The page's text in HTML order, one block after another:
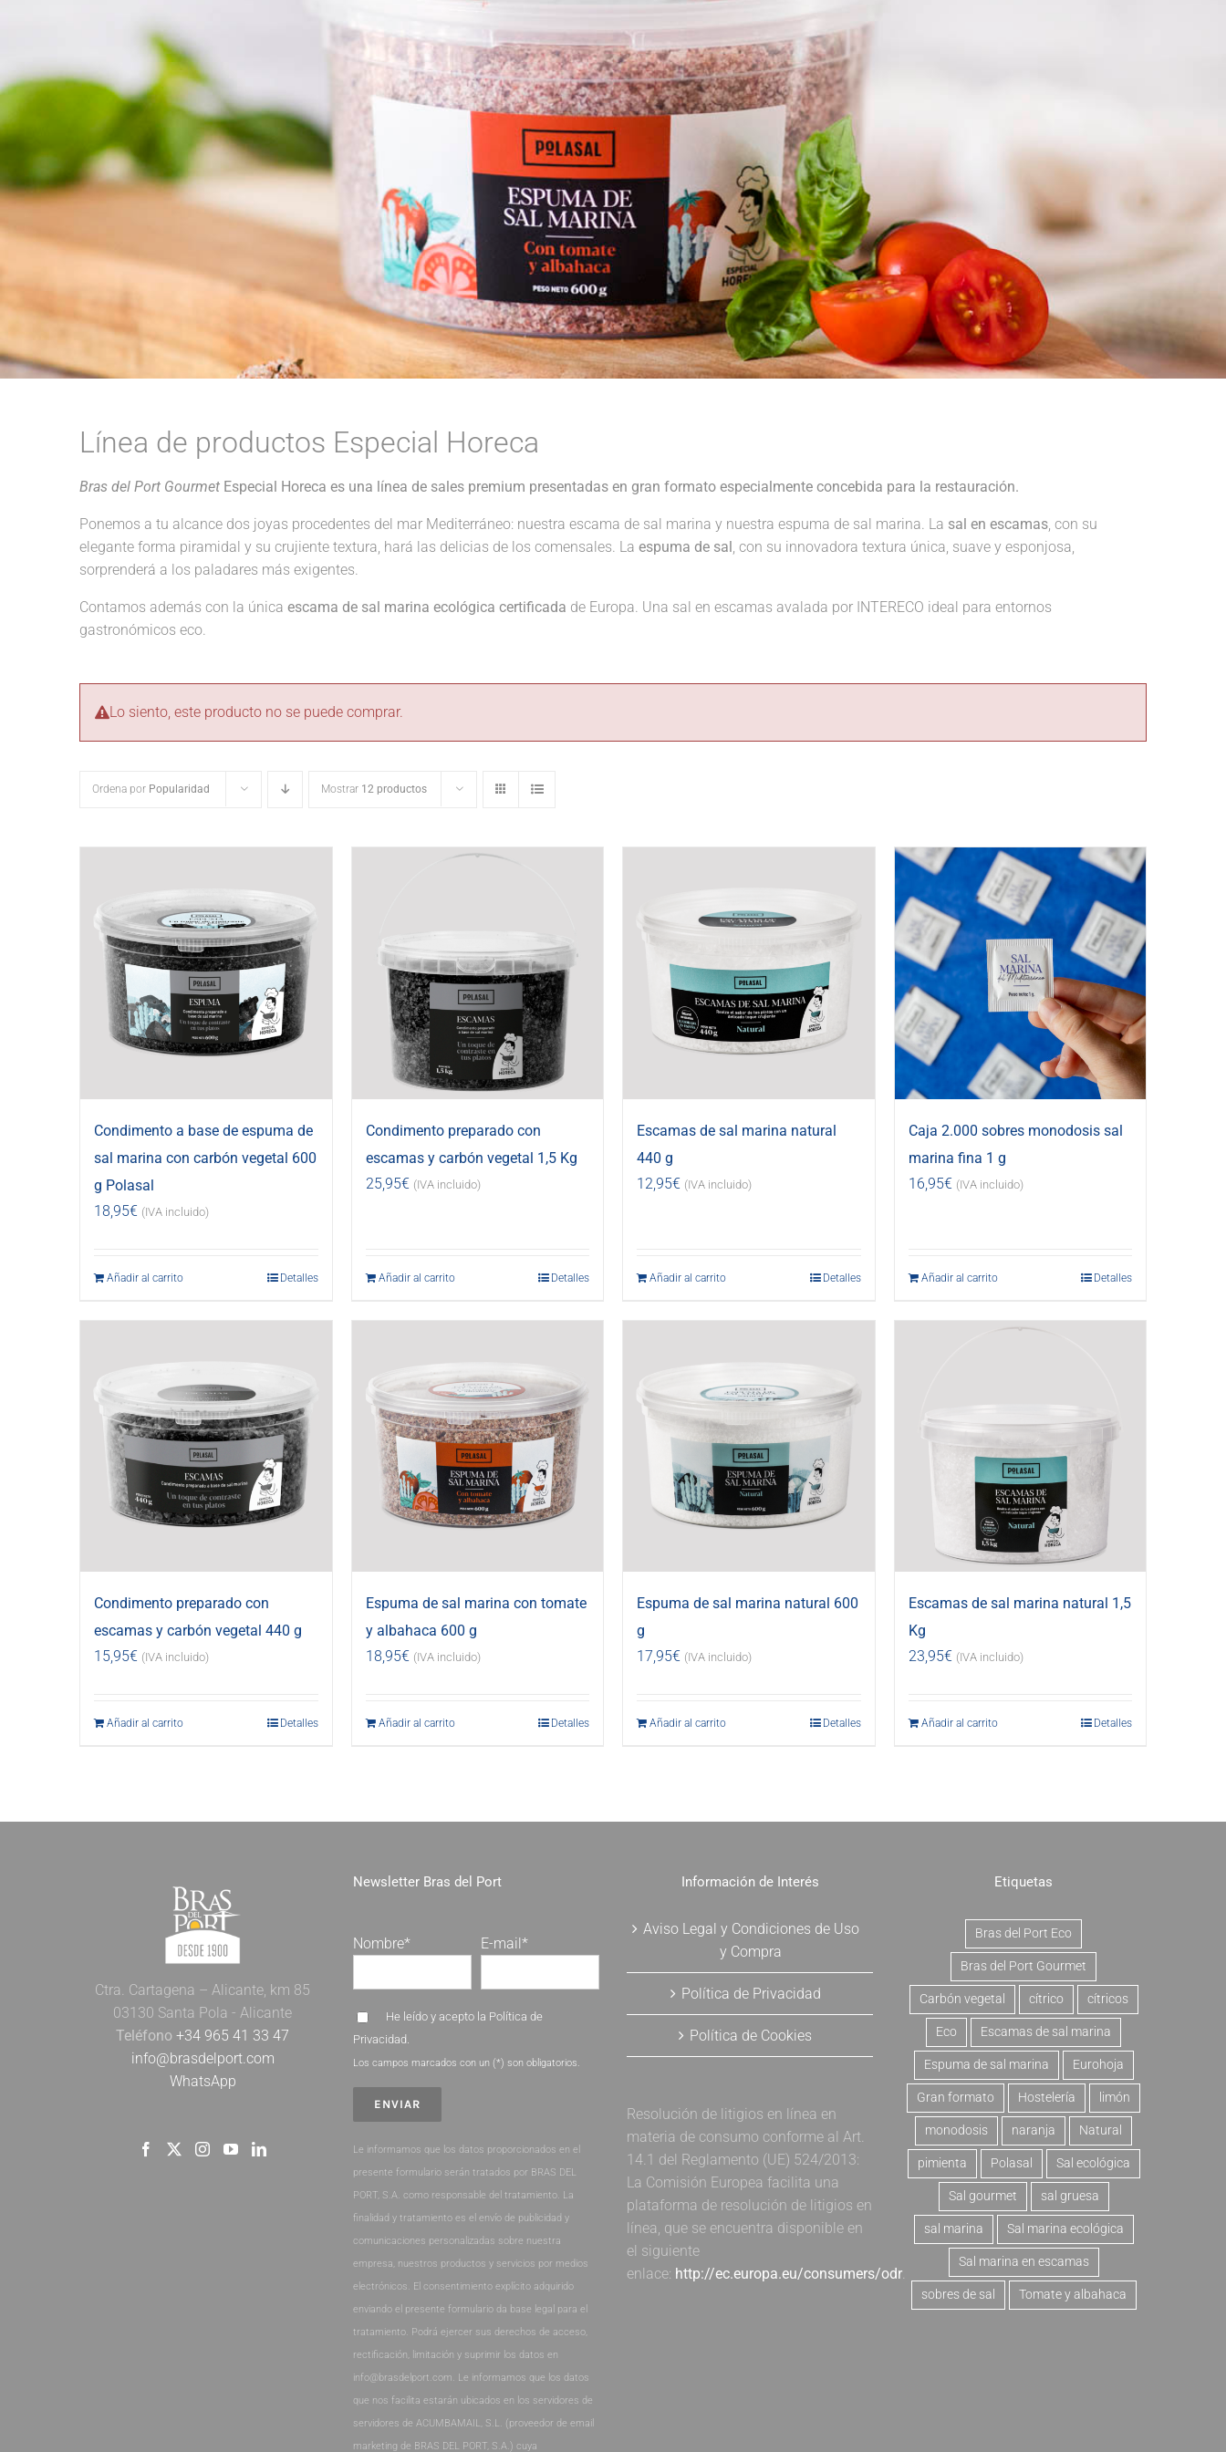
Línea de productos Especial Horeca
Bras del Port Gourmet Especial Horeca es una línea de sales premium presentadas en gran formato especialmente concebida para la restauración.
Ponemos a tu alcance dos joyas procedentes del mar Mediterráneo: nuestra escama de sal marina y nuestra espuma de sal marina. La sal en escamas, con su
elegante forma piramidal y su crujiente textura, hará las delicias de los comensales. La espuma de sal, con su innovadora textura única, suave y esponjosa,
sorprenderá a los paladares más exigentes.
Contamos además con la única escama de sal marina ecológica certificada de Europa. Una sal en escamas avalada por INTERECO ideal para entornos
gastronómicos eco.
Lo siento, este producto no se puede comprar.
Ordena por Popularidad Mostrar 12 productos
Condimento a base de espuma de
sal marina con carbón vegetal 600
g Polasal
18,95€ (IVA incluido)
Añadir al carrito Detalles
Condimento preparado con
escamas y carbón vegetal 1,5 Kg
25,95€ (IVA incluido)
Añadir al carrito Detalles
Escamas de sal marina natural
440 g
12,95€ (IVA incluido)
Añadir al carrito Detalles
Caja 2.000 sobres monodosis sal
marina fina 1 g
16,95€ (IVA incluido)
Añadir al carrito Detalles
Condimento preparado con
escamas y carbón vegetal 440 g
15,95€ (IVA incluido)
Añadir al carrito Detalles
Espuma de sal marina con tomate
y albahaca 600 g
18,95€ (IVA incluido)
Añadir al carrito Detalles
Espuma de sal marina natural 600
g
17,95€ (IVA incluido)
Añadir al carrito Detalles
Escamas de sal marina natural 1,5
Kg
23,95€ (IVA incluido)
Añadir al carrito Detalles
Ctra. Cartagena – Alicante, km 85
03130 Santa Pola - Alicante
Teléfono +34 965 41 33 47
info@brasdelport.com
WhatsApp
Newsletter Bras del Port
Nombre* E-mail*
He leído y acepto la Política de
Privacidad.
Los campos marcados con un (*) son obligatorios.
Le informamos que los datos proporcionados en el
presente formulario serán tratados por BRAS DEL
PORT, S.A. como responsable del tratamiento. La
finalidad y tratamiento es el envío de publicidad y
comunicaciones personalizadas sobre nuestra
empresa, nuestros productos y servicios por medios
electrónicos. El consentimiento explícito adquirido
enviando el presente formulario da base legal para el
tratamiento. Podrá ejercer sus derechos de acceso,
rectificación, limitación y suprimir los datos en
info@brasdelport.com. Le informamos que los datos
que nos facilita estarán ubicados en los servidores de
servidores de ACUMBAMAIL, S.L. (proveedor de email
marketing de BRAS DEL PORT, S.A.) cuya
Información de Interés
Aviso Legal y Condiciones de Uso
y Compra
Política de Privacidad
Política de Cookies
Resolución de litigios en línea en
materia de consumo conforme al Art.
14.1 del Reglamento (UE) 524/2013:
La Comisión Europea facilita una
plataforma de resolución de litigios en
línea, que se encuentra disponible en
el siguiente
enlace: http://ec.europa.eu/consumers/odr.
Etiquetas
Bras del Port Eco
Bras del Port Gourmet
Carbón vegetal cítrico cítricos
Eco Escamas de sal marina
Espuma de sal marina Eurohoja
Gran formato Hostelería limón
monodosis naranja Natural
pimienta Polasal Sal ecológica
Sal gourmet sal gruesa
sal marina Sal marina ecológica
Sal marina en escamas
sobres de sal Tomate y albahaca